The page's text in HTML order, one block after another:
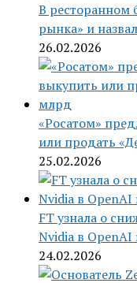
В ресторанном
рынка» и
26.02.2026
«Росатом»
или продать
25.02.2026
FT узнала о
Nvidia в OpenAI
24.02.2026